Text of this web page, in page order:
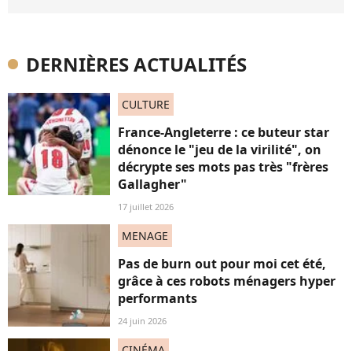
DERNIÈRES ACTUALITÉS
CULTURE
France-Angleterre : ce buteur star
dénonce le "jeu de la virilité", on
décrypte ses mots pas très "frères
Gallagher"
17 juillet 2026
MENAGE
Pas de burn out pour moi cet été,
grâce à ces robots ménagers hyper
performants
24 juin 2026